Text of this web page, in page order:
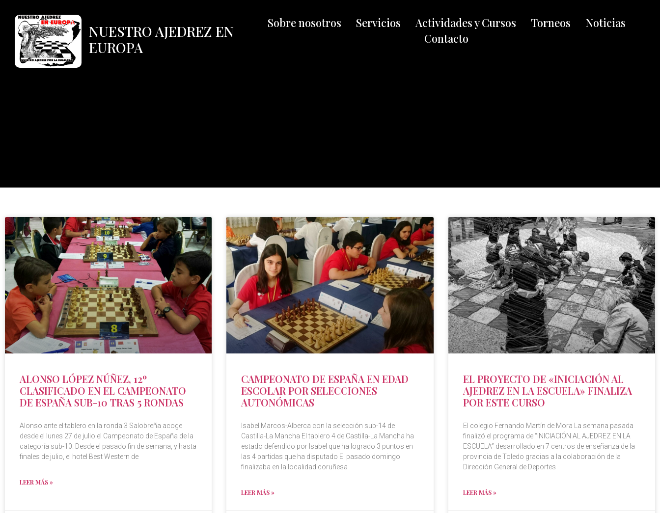
NUESTRO AJEDREZ EN
EUROPA
Sobre nosotros Servicios Actividades y Cursos Torneos
Noticias
Contacto
ALONSO LÓPEZ NÚÑEZ, 12º
CLASIFICADO EN EL CAMPEONATO
DE ESPAÑA SUB-10 TRAS 5 RONDAS
Alonso ante el tablero en la ronda 3 Salobreña acoge
desde el lunes 27 de julio el Campeonato de España de la
categoría sub-10. Desde el pasado fin de semana, y hasta
finales de julio, el hotel Best Western de
LEER MÁS »
CAMPEONATO DE ESPAÑA EN EDAD
ESCOLAR POR SELECCIONES
AUTONÓMICAS
Isabel Marcos-Alberca con la selección sub-14 de
Castilla-La Mancha El tablero 4 de Castilla-La Mancha ha
estado defendido por Isabel que ha logrado 3 puntos en
las 4 partidas que ha disputado El pasado domingo
finalizaba en la localidad coruñesa
LEER MÁS »
EL PROYECTO DE «INICIACIÓN AL
AJEDREZ EN LA ESCUELA» FINALIZA
POR ESTE CURSO
El colegio Fernando Martín de Mora La semana pasada
finalizó el programa de “INICIACIÓN AL AJEDREZ EN LA
ESCUELA” desarrollado en 7 centros de enseñanza de la
provincia de Toledo gracias a la colaboración de la
Dirección General de Deportes
LEER MÁS »